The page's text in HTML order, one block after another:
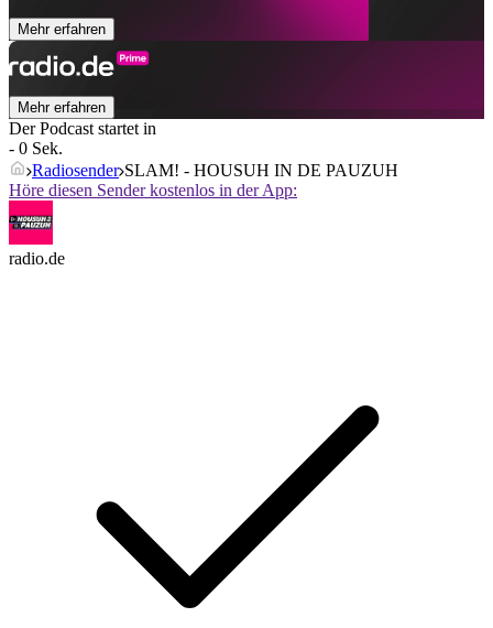
Mehr erfahren
Mehr erfahren
Der Podcast startet in
- 0 Sek.
Radiosender SLAM! - HOUSUH IN DE PAUZUH
Höre diesen Sender kostenlos in der App:
radio.de